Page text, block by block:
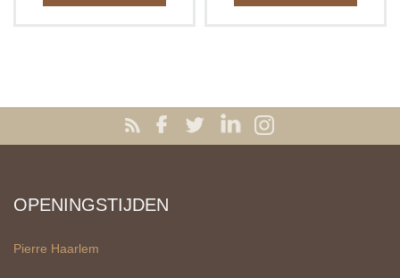
OPENINGSTIJDEN
Pierre Haarlem